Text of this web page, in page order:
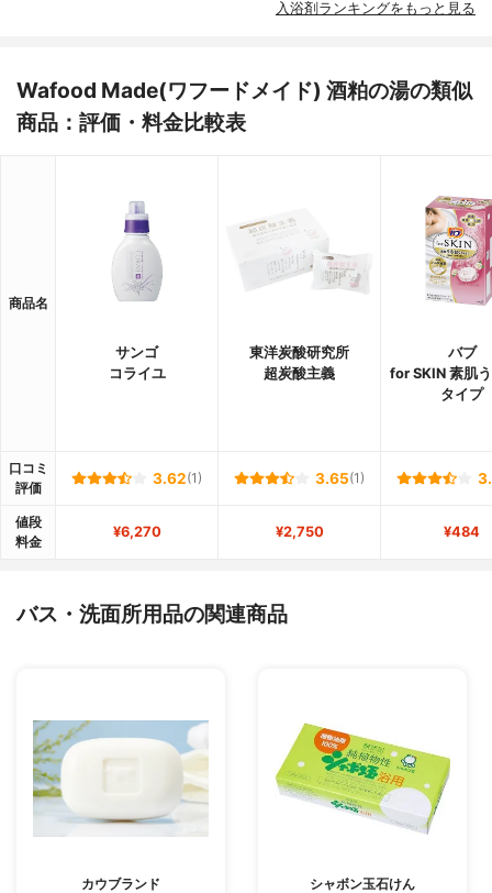
入浴剤ランキングをもっと見る
Wafood Made(ワフードメイド) 酒粕の湯の類似
商品：評価・料金比較表
商品名
サンゴ
コライユ
東洋炭酸研究所
超炭酸主義
バブ
for SKIN 素肌
タイプ
口コミ
評価
3.62(1) 3.65(1)
値段
料金
¥6,270 ¥2,750 ¥484
バス・洗面所用品の関連商品
カウブランド
シャボン玉石けん